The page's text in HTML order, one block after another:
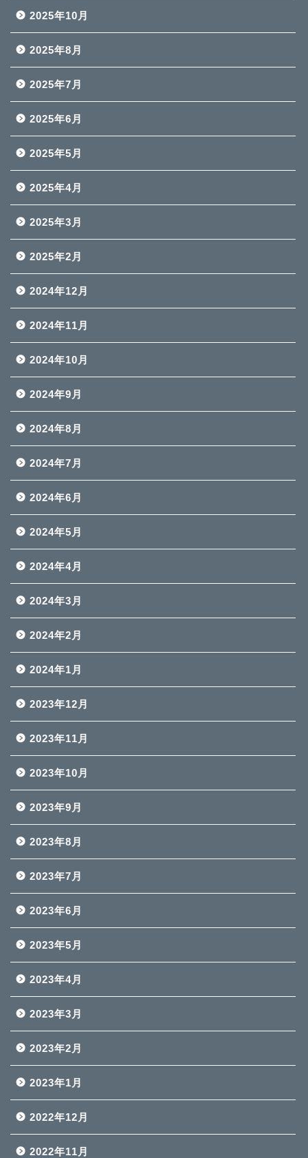
2025年10月
2025年8月
2025年7月
2025年6月
2025年5月
2025年4月
2025年3月
2025年2月
2024年12月
2024年11月
2024年10月
2024年9月
2024年8月
2024年7月
2024年6月
2024年5月
2024年4月
2024年3月
2024年2月
2024年1月
2023年12月
2023年11月
2023年10月
2023年9月
2023年8月
2023年7月
2023年6月
2023年5月
2023年4月
2023年3月
2023年2月
2023年1月
2022年12月
2022年11月